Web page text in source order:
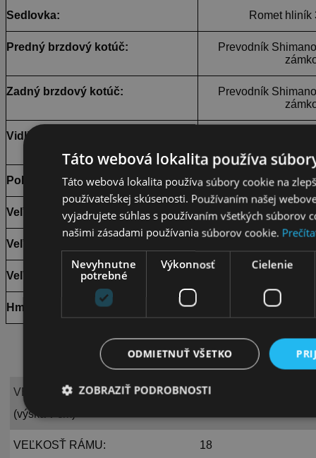
Sedlovka: Romet hliník
Predný brzdový kotúč:
Prevodník
Zadný brzdový kotúč:
Prevodník
Vidlica:
Pohlavie:
Veľkosť:
Veľkosť (palce):
Veľkosť kolesa:
Hmotnosť:
VEĽKOSTNÁ TABUĽKA:
(výška v cm)
VEĽKOSŤ RÁMU: 18
Táto webová lokalita používa
Táto webová lokalita používa súbory cookie na
používateľskej skúsenosti. Používaním našej
vyjadrujete súhlas s používaním všetkých súborov
našimi zásadami používania súborov cookie.
Nevyhnutne
potrebné
Výkonnosť Cielenie
ODMIETNUŤ VŠETKO
ZOBRAZIŤ PODROBNOSTI